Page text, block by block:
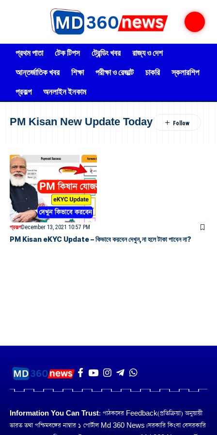
প্রথম পাতা টেক টিপস ট্রেন্ডিং খবর
রাজ্য ও দেশ
আন্তর্জাতিক খবর
শিক্ষা পরীক্ষা ও রেজাল্ট চাকরি
স্কলারশিপ
প্রকল্প
অনলাইন ইনকাম
PM Kisan New Update Today
প্রকল্পDecember 13, 2021 10:57 PM
PM Kisan eKYC Update – কিভাবে করবেন দেখুন,না হলে টাকা পাবেন না?
Information You Can Trust: পাঠকদের Feedback(প্রতিক্রিয়া) অনুয়ায়ী
ভারত তথা পশ্চিমবঙ্গের নাম্বার ১ পোর্টাল Md 360 News। সরকারি কিংবা বেসরকারি